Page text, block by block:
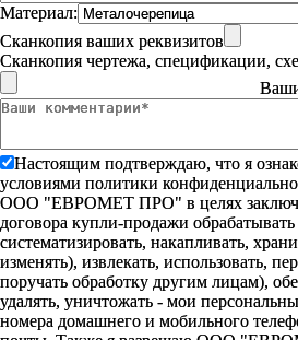
Материал:
Сканкопия ваших реквизитов
Сканкопия чертежа, спецификации,
Настоящим подтверждаю, что я
условиями политики
ООО "ЕВРОМЕТ ПРО" в целях
договора купли-продажи обрабатывать
систематизировать, накапливать,
изменять), извлекать, использовать,
поручать обработку другим лицам),
удалять, уничтожать - мои
номера домашнего и мобильного